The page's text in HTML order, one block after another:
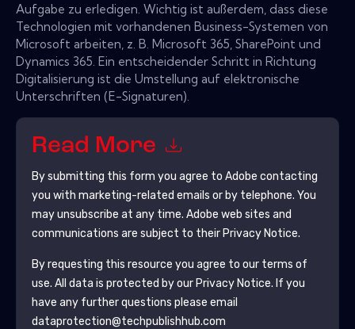
Aufgabe zu erledigen. Wichtig ist außerdem, dass diese
Technologien mit vorhandenen Business-Systemen von
Microsoft arbeiten, z. B. Microsoft 365, SharePoint und
Dynamics 365. Ein entscheidender Schritt in Richtung
Digitalisierung ist die Umstellung auf elektronische
Unterschriften (E-Signaturen).
Read More
By submitting this form you agree to Adobe contacting
you with marketing-related emails or by telephone. You
may unsubscribe at any time. Adobe web sites and
communications are subject to their Privacy Notice.
By requesting this resource you agree to our terms of
use. All data is protected by our Privacy Notice. If you
have any further questions please email
dataprotection@techpublishhub.com